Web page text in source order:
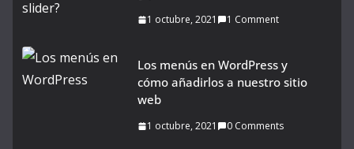
1 octubre, 2021 1 Comment
Los menús en WordPress y
cómo añadirlos a nuestro sitio
web
1 octubre, 2021 0 Comments